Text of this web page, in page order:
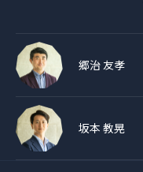
郷治 友孝
坂本 教晃